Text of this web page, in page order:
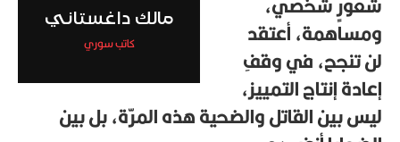
مالك داغستاني
كاتب سوري
ومساهمة، أعتقد
لن تنجح، في وقفِ
إعادة إنتاج التمييز،
ليس بين القاتل والضحية هذه المرّة، بل بين